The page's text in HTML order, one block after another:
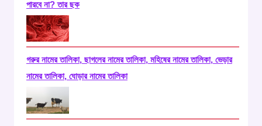
পারবে না? তার ছক
গরুর নামের তালিকা, ছাগলের নামের তালিকা, মহিষের নামের তালিকা, ভেড়ার
নামের তালিকা, ঘোড়ার নামের তালিকা